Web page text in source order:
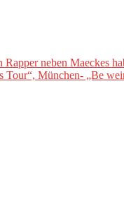
Rapper neben Maeckes
Tour“, München- „Be